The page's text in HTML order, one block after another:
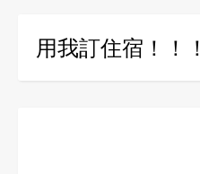
用我訂住宿！！！